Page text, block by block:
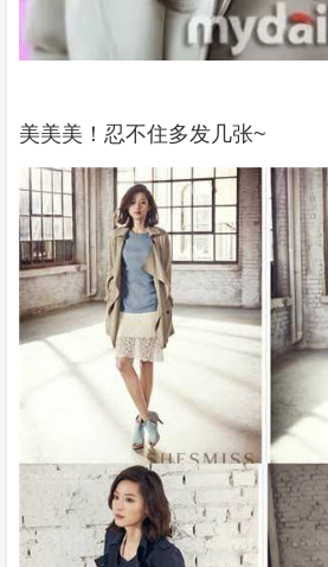
美美美！忍不住多发几张~